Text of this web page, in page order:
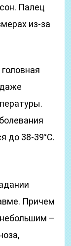
Палец
из-за
до 38-39°С.
Причем
–